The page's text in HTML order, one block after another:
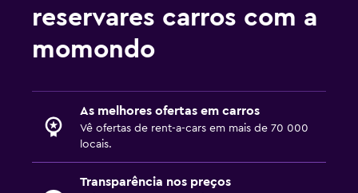
reservares carros com a
momondo
As melhores ofertas em carros
Vê ofertas de rent-a-cars em mais de 70 000
locais.
Transparência nos preços